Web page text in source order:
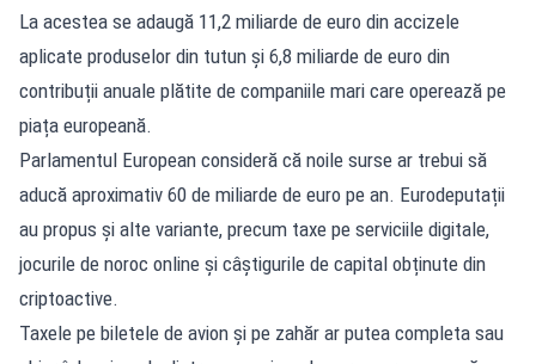
La acestea se adaugă 11,2 miliarde de euro din accizele
aplicate produselor din tutun și 6,8 miliarde de euro din
contribuții anuale plătite de companiile mari care operează pe
piața europeană.
Parlamentul European consideră că noile surse ar trebui să
aducă aproximativ 60 de miliarde de euro pe an. Eurodeputații
au propus și alte variante, precum taxe pe serviciile digitale,
jocurile de noroc online și câștigurile de capital obținute din
criptoactive.
Taxele pe biletele de avion și pe zahăr ar putea completa sau